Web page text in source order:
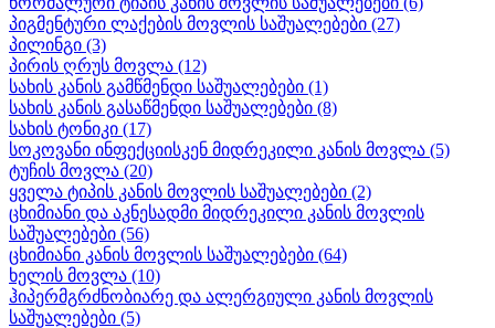
პიგმენტური ლაქების მოვლის საშუალებები (27)
პილინგი (3)
პირის ღრუს მოვლა (12)
სახის კანის გამწმენდი საშუალებები (1)
სახის კანის გასაწმენდი საშუალებები (8)
სახის ტონიკი (17)
სოკოვანი ინფექციისკენ მიდრეკილი კანის მოვლა (5)
ტუჩის მოვლა (20)
ყველა ტიპის კანის მოვლის საშუალებები (2)
ცხიმიანი და აკნესადმი მიდრეკილი კანის მოვლის
საშუალებები (56)
ცხიმიანი კანის მოვლის საშუალებები (64)
ხელის მოვლა (10)
ჰიპერმგრძნობიარე და ალერგიული კანის მოვლის
საშუალებები (5)